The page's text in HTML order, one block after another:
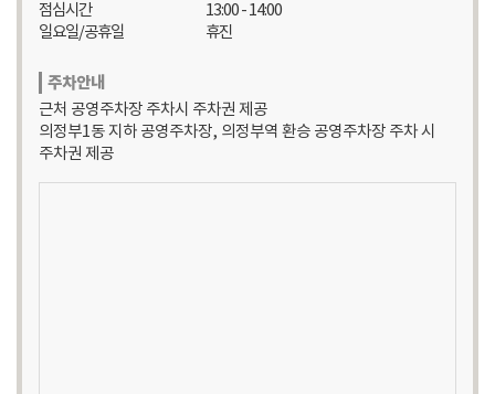
점심시간
일요일/공휴일
13:00 - 14:00
휴진
주차안내
근처 공영주차장 주차시 주차권 제공
의정부1동 지하 공영주차장, 의정부역 환승 공영주차장 주차 시
주차권 제공